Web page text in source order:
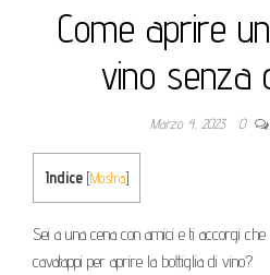
Come aprire
vino senza
Marzo 4, 2023 0
Indice [Mostra]
Sei a una cena con amici e ti accorgi
cavatappi per aprire la bottiglia di vino?